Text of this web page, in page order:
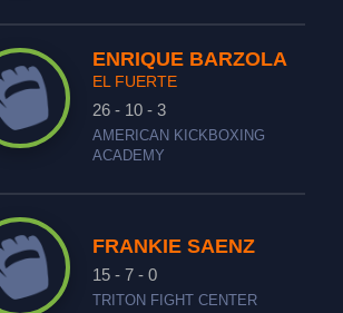
ENRIQUE BARZOLA
EL FUERTE
26 - 10 - 3
AMERICAN KICKBOXING
ACADEMY
FRANKIE SAENZ
15 - 7 - 0
TRITON FIGHT CENTER